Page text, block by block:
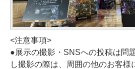
<注意事項>
●展示の撮影・SNSへの投稿は問
し撮影の際は、周囲の他のお客様